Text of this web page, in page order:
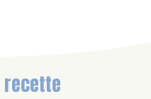
recette